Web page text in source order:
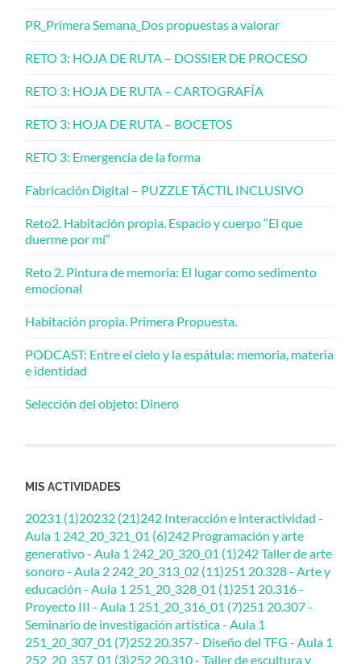
PR_Primera Semana_Dos propuestas a valorar
RETO 3: HOJA DE RUTA – DOSSIER DE PROCESO
RETO 3: HOJA DE RUTA – CARTOGRAFÍA
RETO 3: HOJA DE RUTA – BOCETOS
RETO 3: Emergencia de la forma
Fabricación Digital – PUZZLE TÁCTIL INCLUSIVO
Reto2. Habitación propia. Espacio y cuerpo “El que
duerme por mí”
Reto 2. Pintura de memoria: El lugar como sedimento
emocional
Habitación propia. Primera Propuesta.
PODCAST: Entre el cielo y la espátula: memoria, materia
e identidad
Selección del objeto: Dinero
MIS ACTIVIDADES
20231 (1)20232 (21)242 Interacción e interactividad -
Aula 1 242_20_321_01 (6)242 Programación y arte
generativo - Aula 1 242_20_320_01 (1)242 Taller de arte
sonoro - Aula 2 242_20_313_02 (11)251 20.328 - Arte y
educación - Aula 1 251_20_328_01 (1)251 20.316 -
Proyecto III - Aula 1 251_20_316_01 (7)251 20.307 -
Seminario de investigación artística - Aula 1
251_20_307_01 (7)252 20.357 - Diseño del TFG - Aula 1
252_20_357_01 (3)252 20.310 - Taller de escultura y